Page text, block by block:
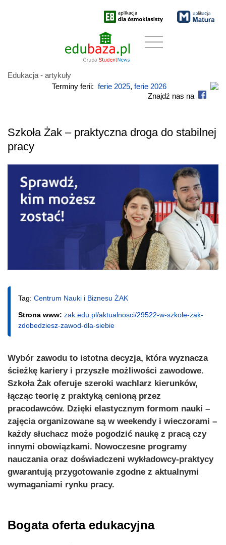
Edukacja - artykuły
Terminy ferii: ferie 2025, ferie 2026
Znajdź nas na
Szkoła Żak – praktyczna droga do stabilnej
pracy
Tag: Centrum Nauki i Biznesu ŻAK
Strona www: zak.edu.pl/aktualnosci/29522-w-szkole-zak-
zdobedziesz-zawod-dla-siebie
Wybór zawodu to istotna decyzja, która wyznacza
ścieżkę kariery i przyszłe możliwości zawodowe.
Szkoła Żak oferuje szeroki wachlarz kierunków,
łącząc teorię z praktyką cenioną przez
pracodawców. Dzięki elastycznym formom nauki –
zajęcia organizowane są w weekendy i wieczorami –
każdy słuchacz może pogodzić naukę z pracą czy
innymi obowiązkami. Nowoczesne programy
nauczania oraz doświadczeni wykładowcy-praktycy
gwarantują przygotowanie zgodne z aktualnymi
wymaganiami rynku pracy.
Bogata oferta edukacyjna